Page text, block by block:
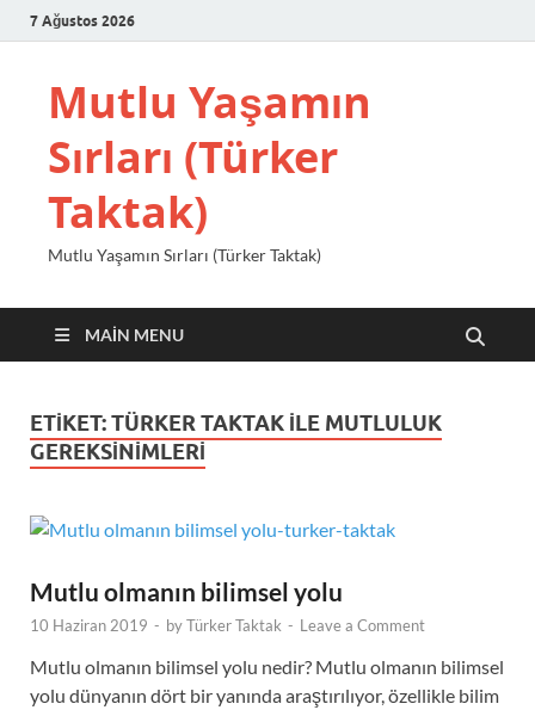
7 Ağustos 2026
Mutlu Yaşamın
Sırları (Türker
Taktak)
Mutlu Yaşamın Sırları (Türker Taktak)
MAIN MENU
ETIKET:TÜRKER TAKTAK ILE MUTLULUK
GEREKSINIMLERI
Mutlu olmanın bilimsel yolu
10 Haziran 2019 - byTürker Taktak - Leave a Comment
Mutlu olmanın bilimsel yolu nedir? Mutlu olmanın bilimsel
yolu dünyanın dört bir yanında araştırılıyor, özellikle bilim